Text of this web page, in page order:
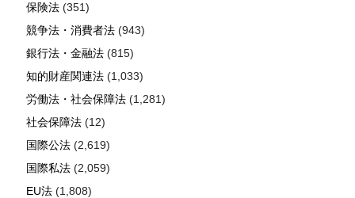
保険法(351)
競争法・消費者法(943)
銀行法・金融法(815)
知的財産関連法(1,033)
労働法・社会保障法(1,281)
社会保障法(12)
国際公法(2,619)
国際私法(2,059)
EU法(1,808)